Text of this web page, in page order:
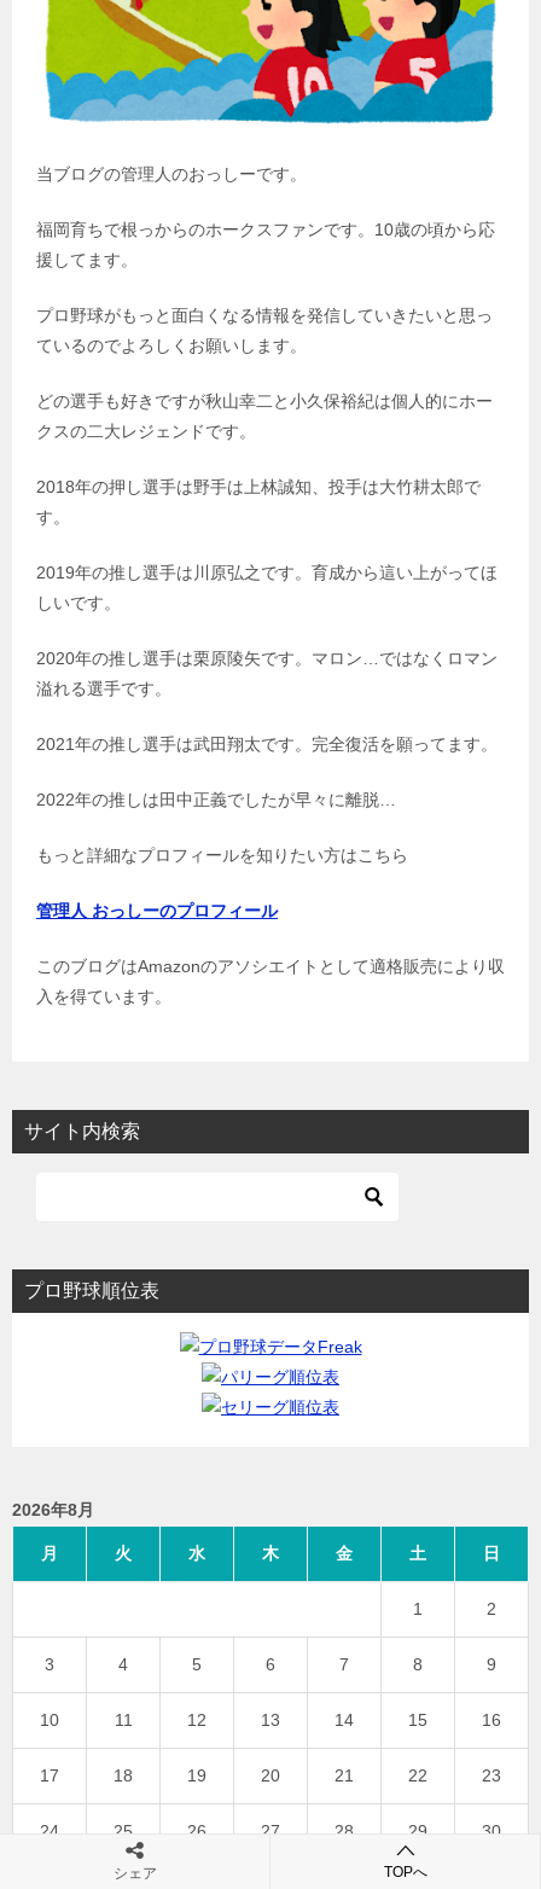
当ブログの管理人のおっしーです。
福岡育ちで根っからのホークスファンです。10歳の頃から応
援してます。
プロ野球がもっと面白くなる情報を発信していきたいと思っ
ているのでよろしくお願いします。
どの選手も好きですが秋山幸二と小久保裕紀は個人的にホー
クスの二大レジェンドです。
2018年の押し選手は野手は上林誠知、投手は大竹耕太郎で
す。
2019年の推し選手は川原弘之です。育成から這い上がってほ
しいです。
2020年の推し選手は栗原陵矢です。マロン…ではなくロマン
溢れる選手です。
2021年の推し選手は武田翔太です。完全復活を願ってます。
2022年の推しは田中正義でしたが早々に離脱…
もっと詳細なプロフィールを知りたい方はこちら
管理人 おっしーのプロフィール
このブログはAmazonのアソシエイトとして適格販売により収
入を得ています。
サイト内検索
プロ野球順位表
2026年8月
月 火 水 木 金 土 日
1 2
3 4 5 6 7 8 9
10 11 12 13 14 15 16
17 18 19 20 21 22 23
24 25 26 27 28 29 30
シェア TOPへ